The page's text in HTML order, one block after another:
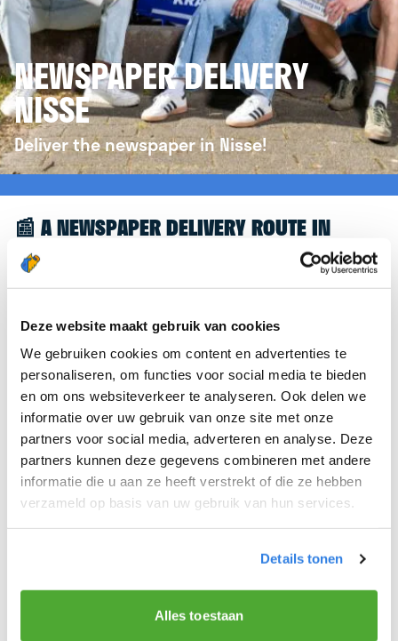
Deze website maakt gebruik van cookies
We gebruiken cookies om content en advertenties te
personaliseren, om functies voor social media te bieden
en om ons websiteverkeer te analyseren. Ook delen we
informatie over uw gebruik van onze site met onze
partners voor social media, adverteren en analyse. Deze
partners kunnen deze gegevens combineren met andere
informatie die u aan ze heeft verstrekt of die ze hebben
verzameld op basis van uw gebruik van hun services.
Details tonen
Alles toestaan
NEWSPAPER DELIVERY
NISSE
Deliver the newspaper in Nisse!
📰 A NEWSPAPER DELIVERY ROUTE IN
NISSE
Great to see you're interested in a newspaper
like to refer you to thekrantenbezorgen.nl
website. There, you can easily sign up to deliver
newspapers in Nisse.
We hope you can get started soon and wish you
the best of luck! 🚴‍♂️💨